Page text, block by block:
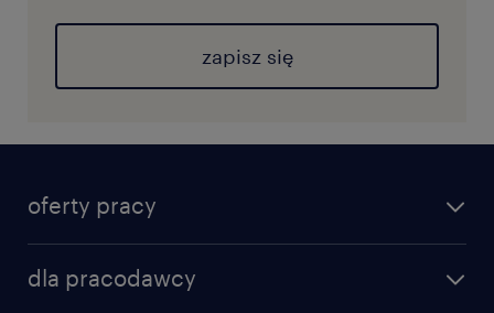
zapisz się
oferty pracy
dla pracodawcy